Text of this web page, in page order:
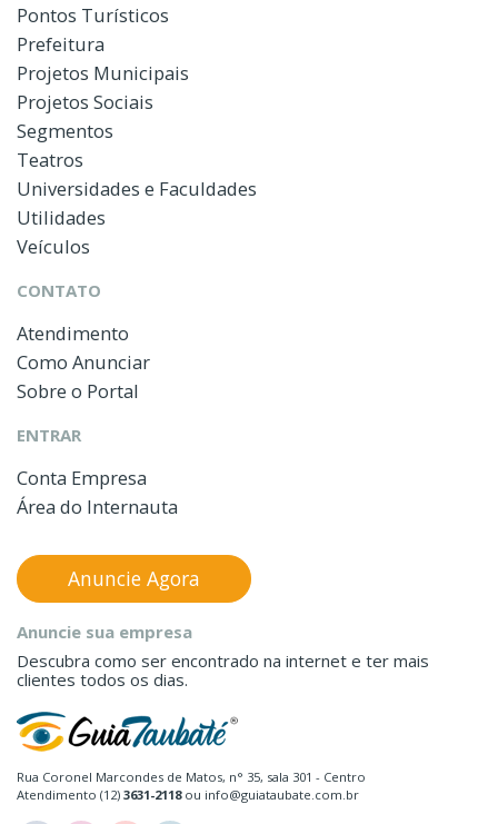
Pontos Turísticos
Prefeitura
Projetos Municipais
Projetos Sociais
Segmentos
Teatros
Universidades e Faculdades
Utilidades
Veículos
CONTATO
Atendimento
Como Anunciar
Sobre o Portal
ENTRAR
Conta Empresa
Área do Internauta
Rua Coronel Marcondes de Matos, n° 35, sala 301 - Centro
Atendimento (12) 3631-2118ou info@guiataubate.com.br
Anuncie sua empresa
Descubra como ser encontrado na internet e ter mais
clientes todos os dias.
Anuncie Agora